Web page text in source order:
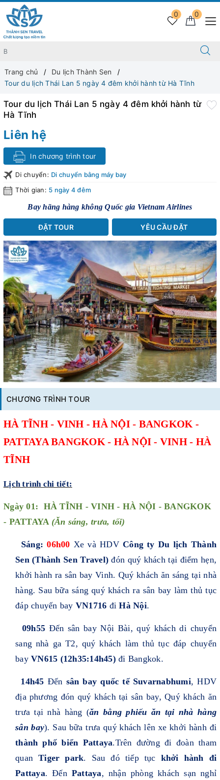
0
0
Trang chủ
Du lịch Thành Sen
Tour du lịch Thái Lan 5 ngày 4 đêm khởi hành từ Hà Tĩnh
CHƯƠNG TRÌNH TOUR
HÀ TĨNH - VINH - HÀ NỘI - BANGKOK -
PATTAYA BANGKOK - HÀ NỘI - VINH - HÀ
TĨNH
Lịch trình chi tiết:
Ngày 01: HÀ TĨNH - VINH - HÀ NỘI - BANGKOK
- PATTAYA (Ăn sáng, trưa, tối)
Sáng: 06h00 Xe và HDVCông ty Du lịch Thành
Sen (Thành Sen Travel) đón quý khách tại điểm hẹn,
khởi hành ra sân bay Vinh. Quý khách ăn sáng tại nhà
hàng. Sau bữa sáng quý khách ra sân bay làm thủ tục
đáp chuyến bay VN1716 điHà Nội.
09h55 Đến sân bay Nội Bài, quý khách di chuyển
sang nhà ga T2, quý khách làm thủ tục đáp chuyến
bay VN615 (12h35:14h45)đi Bangkok.
14h45 Đến sân bay quốc tế Suvarnabhumi, HDV
địa phương đón quý khách tại sân bay, Quý khách ăn
trưa tại nhà hàng (ăn bằng phiếu ăn tại nhà hàng
sân bay). Sau bữa trưa quý khách lên xe khởi hành đi
thành phố biển Pattaya.Trên đường đi đoàn tham
quan Tiger park. Sau đó tiếp tục khởi hành đi
Pattaya. Đến Pattaya, nhận phòng khách sạn nghỉ
Tour du lịch Thái Lan 5 ngày 4 đêm khởi hành từ
Hà Tĩnh
Liên hệ
In chương trình tour
Di chuyển: Di chuyển bằng máy bay
Thời gian: 5 ngày 4 đêm
Bay hãng hàng không Quốc gia Vietnam Airlines
ĐẶT TOUR YÊU CẦU ĐẶT